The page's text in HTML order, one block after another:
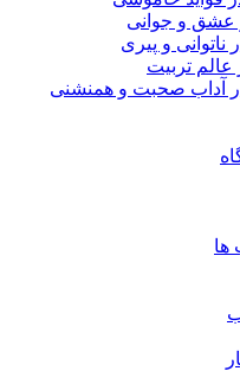
عشق و جوانى
و پیرى
عالم تربیت
آداب صحبت و همنشنى
ها